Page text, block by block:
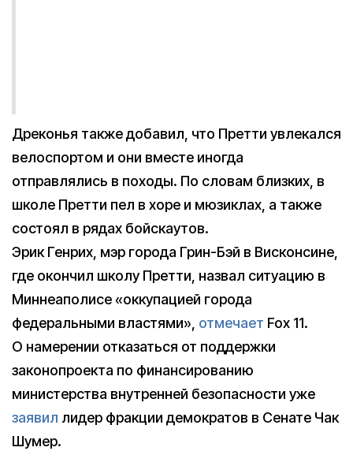
Дреконья также добавил, что Претти увлекался
велоспортом и они вместе иногда
отправлялись в походы. По словам близких, в
школе Претти пел в хоре и мюзиклах, а также
состоял в рядах бойскаутов.
Эрик Генрих, мэр города Грин-Бэй в Висконсине,
где окончил школу Претти, назвал ситуацию в
Миннеаполисе «оккупацией города
федеральными властями», отмечает Fox 11.
О намерении отказаться от поддержки
законопроекта по финансированию
министерства внутренней безопасности уже
заявил лидер фракции демократов в Сенате Чак
Шумер.